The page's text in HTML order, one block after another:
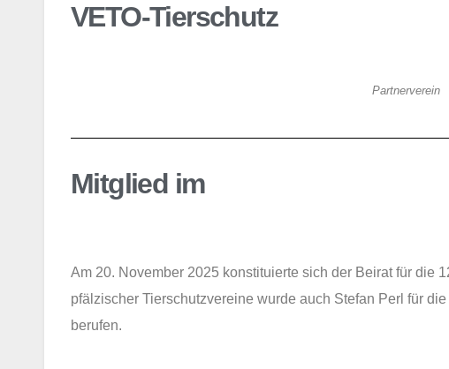
VETO-Tierschutz
Partnerverein
Mitglied im
Am 20. November 2025 konstituierte sich der Beirat für die
pfälzischer Tierschutzvereine wurde auch Stefan Perl für
berufen.